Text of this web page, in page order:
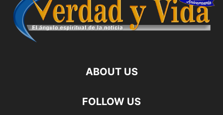
ABOUT US
FOLLOW US